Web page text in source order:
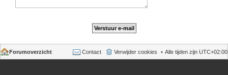
Forumoverzicht Alle tijden zijn UTC+02:00
Verwijder cookies
Contact